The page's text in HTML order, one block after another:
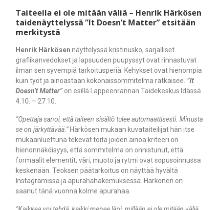
Taiteella ei ole mitään väliä – Henrik Härkösen
taidenäyttelyssä ”It Doesn’t Matter” etsitään
merkitystä
Henrik Härkösen näyttelyssä kristinusko, sarjalliset
grafiikanvedokset ja lapsuuden puupyssyt ovat rinnastuvat
ilman sen syvempiä tarkoitusperiä: Kehykset ovat hienompia
kuin työt ja ainoastaan kokonaissommitelma ratkaisee. ”It
Doesn’t Matter” on esillä Lappeenrannan Taidekeskus Idässä
4.10. – 27.10.
”Opettaja sanoi, että taiteen sisältö tulee automaattisesti. Minusta
se on järkyttävää.”Härkösen mukaan kuvataiteilijat hän itse
mukaanluettuna tekevät töitä joiden ainoa kriteeri on
hienonnäköisyys, että sommitelma on onnistunut, että
formaalit elementit, väri, muoto ja rytmi ovat sopusoinnussa
keskenään. Teoksen päätarkoitus on näyttää hyvältä
Instagramissa ja apurahahakemuksessa. Härkönen on
saanut tänä vuonna kolme apurahaa.